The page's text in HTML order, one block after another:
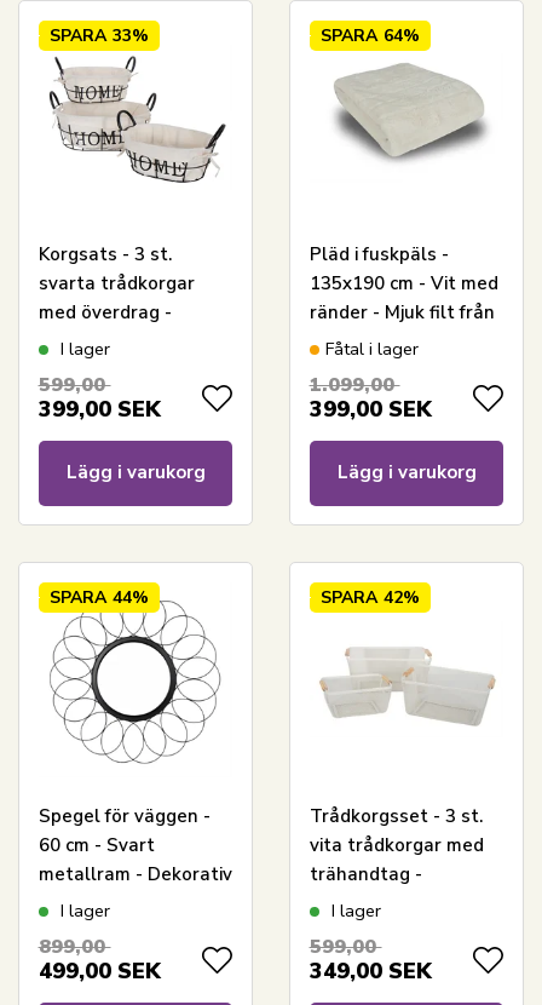
SPARA 33%
Korgsats - 3 st.
svarta trådkorgar
med överdrag -
Dekorativa korgar för
I lager
599,00
399,00 SEK
Lägg i varukorg
SPARA 64%
Pläd i fuskpäls -
135x190 cm - Vit med
ränder - Mjuk filt från
Nordstrand Home
Fåtal i lager
1.099,00
399,00 SEK
Lägg i varukorg
SPARA 44%
Spegel för väggen -
60 cm - Svart
metallram - Dekorativ
inredning
I lager
899,00
499,00 SEK
SPARA 42%
Trådkorgsset - 3 st.
vita trådkorgar med
trähandtag -
Moderna
I lager
599,00
349,00 SEK